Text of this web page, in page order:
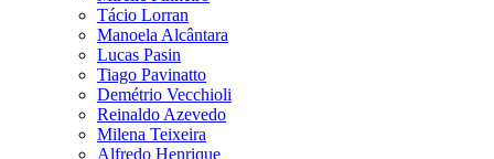
Tácio Lorran
Manoela Alcântara
Lucas Pasin
Tiago Pavinatto
Demétrio Vecchioli
Reinaldo Azevedo
Milena Teixeira
Alfredo Henrique